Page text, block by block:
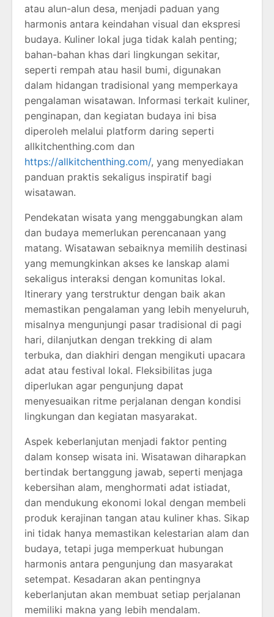
atau alun-alun desa, menjadi paduan yang
harmonis antara keindahan visual dan ekspresi
budaya. Kuliner lokal juga tidak kalah penting;
bahan-bahan khas dari lingkungan sekitar,
seperti rempah atau hasil bumi, digunakan
dalam hidangan tradisional yang memperkaya
pengalaman wisatawan. Informasi terkait kuliner,
penginapan, dan kegiatan budaya ini bisa
diperoleh melalui platform daring seperti
allkitchenthing.com dan
https://allkitchenthing.com/, yang menyediakan
panduan praktis sekaligus inspiratif bagi
wisatawan.
Pendekatan wisata yang menggabungkan alam
dan budaya memerlukan perencanaan yang
matang. Wisatawan sebaiknya memilih destinasi
yang memungkinkan akses ke lanskap alami
sekaligus interaksi dengan komunitas lokal.
Itinerary yang terstruktur dengan baik akan
memastikan pengalaman yang lebih menyeluruh,
misalnya mengunjungi pasar tradisional di pagi
hari, dilanjutkan dengan trekking di alam
terbuka, dan diakhiri dengan mengikuti upacara
adat atau festival lokal. Fleksibilitas juga
diperlukan agar pengunjung dapat
menyesuaikan ritme perjalanan dengan kondisi
lingkungan dan kegiatan masyarakat.
Aspek keberlanjutan menjadi faktor penting
dalam konsep wisata ini. Wisatawan diharapkan
bertindak bertanggung jawab, seperti menjaga
kebersihan alam, menghormati adat istiadat,
dan mendukung ekonomi lokal dengan membeli
produk kerajinan tangan atau kuliner khas. Sikap
ini tidak hanya memastikan kelestarian alam dan
budaya, tetapi juga memperkuat hubungan
harmonis antara pengunjung dan masyarakat
setempat. Kesadaran akan pentingnya
keberlanjutan akan membuat setiap perjalanan
memiliki makna yang lebih mendalam.